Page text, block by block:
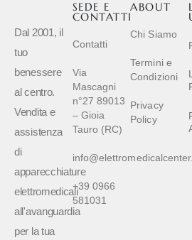
Dal 2001, il
tuo
benessere
al centro.
Vendita e
assistenza
di
apparecchiature
elettromedicali
all'avanguardia
per la tua
ABOUT
Chi Siamo
Termini e
Condizioni
Privacy
Policy
SEDE E
CONTATTI
Contatti
Via
Mascagni
n°27 89013
– Gioia
Tauro (RC)
+39 0966
581031